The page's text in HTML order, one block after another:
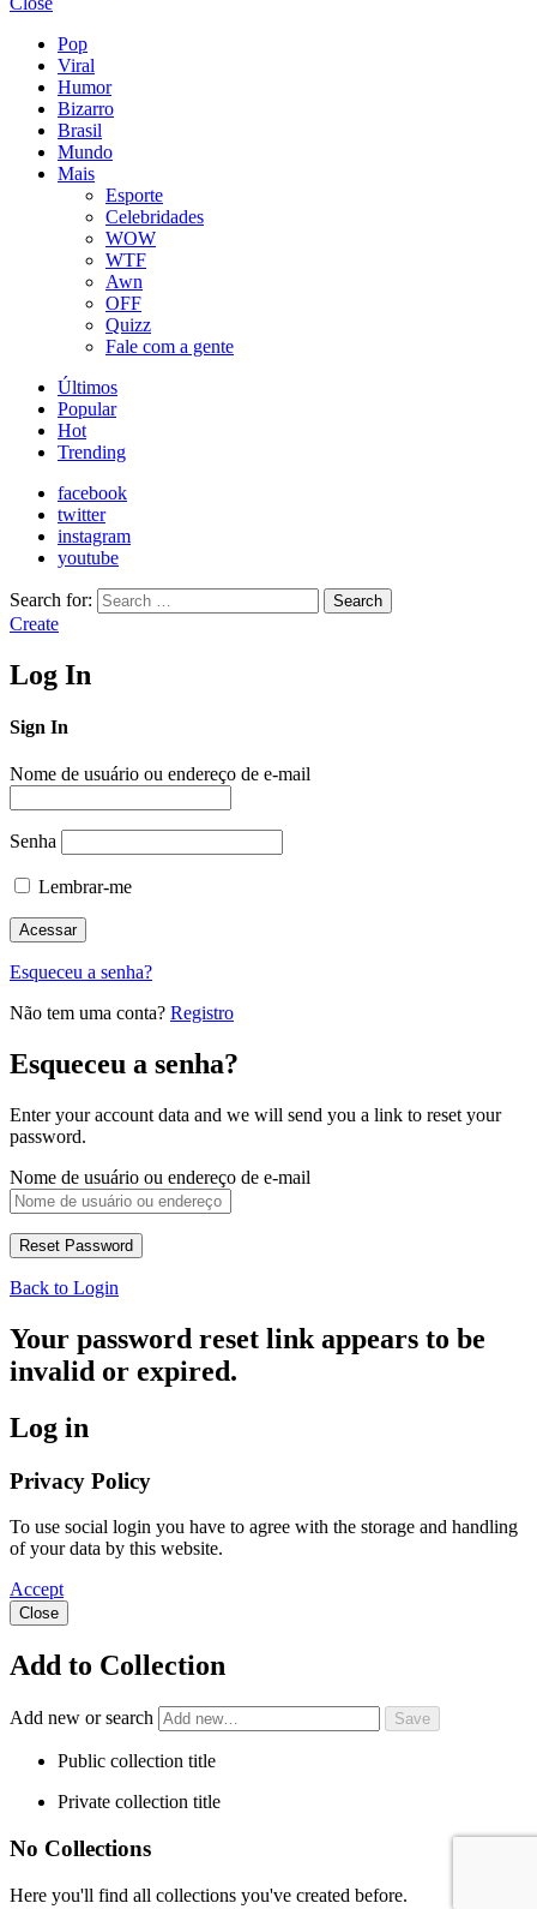
Pop
Viral
Humor
Bizarro
Brasil
Mundo
Mais
Esporte
Celebridades
WOW
WTF
Awn
OFF
Quizz
Fale com a gente
Últimos
Popular
Hot
Trending
facebook
twitter
instagram
youtube
Search for: Search
Create
Log In
Sign In
Nome de usuário ou endereço de e-mail
Senha
Lembrar-me
Esqueceu a senha?
Não tem uma conta? Registro
Esqueceu a senha?
Enter your account data and we will send you a link to reset your
password.
Nome de usuário ou endereço de e-mail
Back to Login
Your password reset link appears to be
invalid or expired.
Log in
Privacy Policy
To use social login you have to agree with the storage and handling
of your data by this website.
Accept
Close
Add to Collection
Add new or search
Public collection title
Private collection title
No Collections
Here you'll find all collections you've created before.